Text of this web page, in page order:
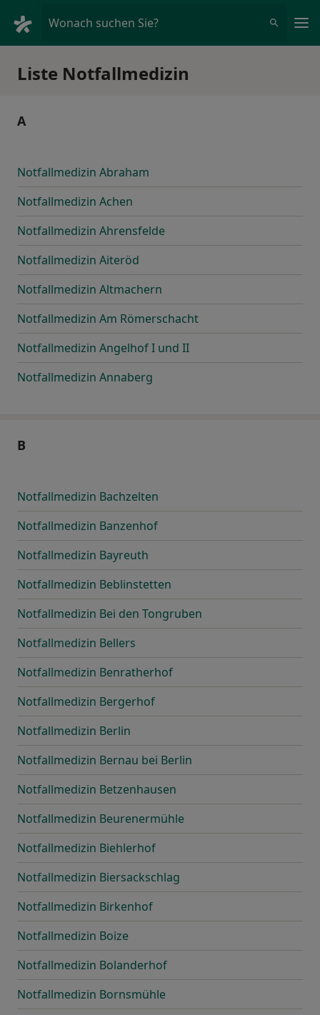
Wonach suchen Sie?
Liste Notfallmedizin
A
Notfallmedizin Abraham
Notfallmedizin Achen
Notfallmedizin Ahrensfelde
Notfallmedizin Aiteröd
Notfallmedizin Altmachern
Notfallmedizin Am Römerschacht
Notfallmedizin Angelhof I und II
Notfallmedizin Annaberg
B
Notfallmedizin Bachzelten
Notfallmedizin Banzenhof
Notfallmedizin Bayreuth
Notfallmedizin Beblinstetten
Notfallmedizin Bei den Tongruben
Notfallmedizin Bellers
Notfallmedizin Benratherhof
Notfallmedizin Bergerhof
Notfallmedizin Berlin
Notfallmedizin Bernau bei Berlin
Notfallmedizin Betzenhausen
Notfallmedizin Beurenermühle
Notfallmedizin Biehlerhof
Notfallmedizin Biersackschlag
Notfallmedizin Birkenhof
Notfallmedizin Boize
Notfallmedizin Bolanderhof
Notfallmedizin Bornsmühle